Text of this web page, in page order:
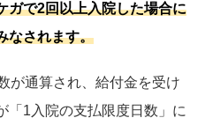
ガで2回以上入院した場合に
なされます。
が通算され、給付金を受け
「1入院の支払限度日数」に